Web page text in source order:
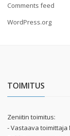
Comments feed
WordPress.org
TOIMITUS
Zeniitin toimitus:
- Vastaava toimittaja